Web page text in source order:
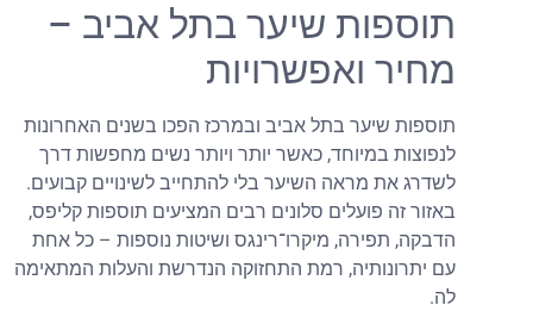
תוספות שיער בתל אביב –
מחיר ואפשרויות
תוספות שיער בתל אביב ובמרכז הפכו בשנים האחרונות
לנפוצות במיוחד, כאשר יותר ויותר נשים מחפשות דרך
לשדרג את מראה השיער בלי להתחייב לשינויים קבועים.
באזור זה פועלים סלונים רבים המציעים תוספות קליפס,
הדבקה, תפירה, מיקרו־רינגס ושיטות נוספות – כל אחת
עם יתרונותיה, רמת התחזוקה הנדרשת והעלות המתאימה
לה.